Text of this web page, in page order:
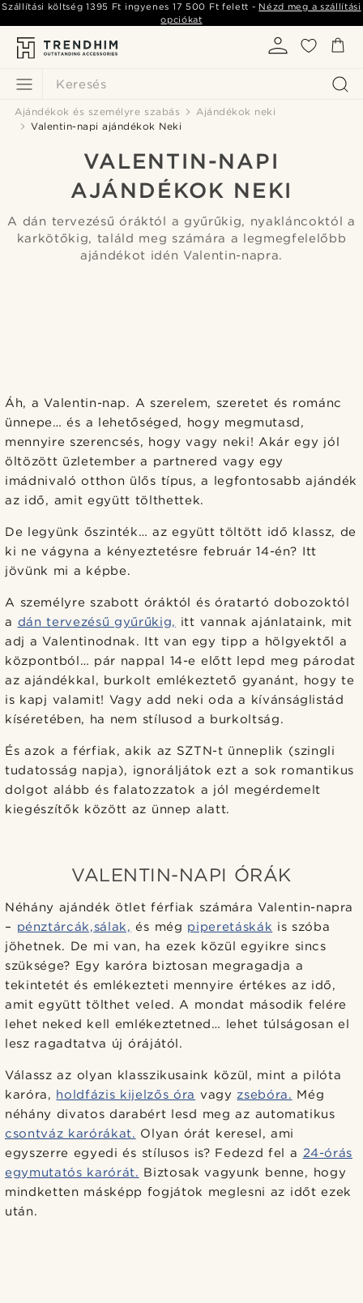
Keresés
Szállítási költség1395 Ft ingyenes 17 500 Ft felett - Nézd meg a szállítási
opciókat
Ajándékok és személyre szabás
Ajándékok neki
Valentin-napi ajándékok Neki
VALENTIN-NAPI
AJÁNDÉKOK NEKI
A dán tervezésű óráktól a gyűrűkig, nyakláncoktól a
karkötőkig, találd meg számára a legmegfelelőbb
ajándékot idén Valentin-napra.
Áh, a Valentin-nap. A szerelem, szeretet és románc
ünnepe… és a lehetőséged, hogy megmutasd,
mennyire szerencsés, hogy vagy neki! Akár egy jól
öltözött üzletember a partnered vagy egy
imádnivaló otthon ülős típus, a legfontosabb ajándék
az idő, amit együtt tölthettek.
De legyünk őszinték… az együtt töltött idő klassz, de
ki ne vágyna a kényeztetésre február 14-én? Itt
jövünk mi a képbe.
A személyre szabott óráktól és óratartó dobozoktól
a dán tervezésű gyűrűkig, itt vannak ajánlataink, mit
adj a Valentinodnak. Itt van egy tipp a hölgyektől a
központból… pár nappal 14-e előtt lepd meg párodat
az ajándékkal, burkolt emlékeztető gyanánt, hogy te
is kapj valamit! Vagy add neki oda a kívánságlistád
kíséretében, ha nem stílusod a burkoltság.
És azok a férfiak, akik az SZTN-t ünneplik (szingli
tudatosság napja), ignoráljátok ezt a sok romantikus
dolgot alább és falatozzatok a jól megérdemelt
kiegészítők között az ünnep alatt.
VALENTIN-NAPI ÓRÁK
Néhány ajándék ötlet férfiak számára Valentin-napra
– pénztárcák,sálak, és még piperetáskák is szóba
jöhetnek. De mi van, ha ezek közül egyikre sincs
szüksége? Egy karóra biztosan megragadja a
tekintetét és emlékezteti mennyire értékes az idő,
amit együtt tölthet veled. A mondat második felére
lehet neked kell emlékeztetned… lehet túlságosan el
lesz ragadtatva új órájától.
Válassz az olyan klasszikusaink közül, mint a pilóta
karóra, holdfázis kijelzős óra vagyzsebóra. Még
néhány divatos darabért lesd meg az automatikus
csontváz karórákat. Olyan órát keresel, ami
egyszerre egyedi és stílusos is? Fedezd fel a 24-órás
egymutatós karórát. Biztosak vagyunk benne, hogy
mindketten másképp fogjátok meglesni az időt ezek
után.